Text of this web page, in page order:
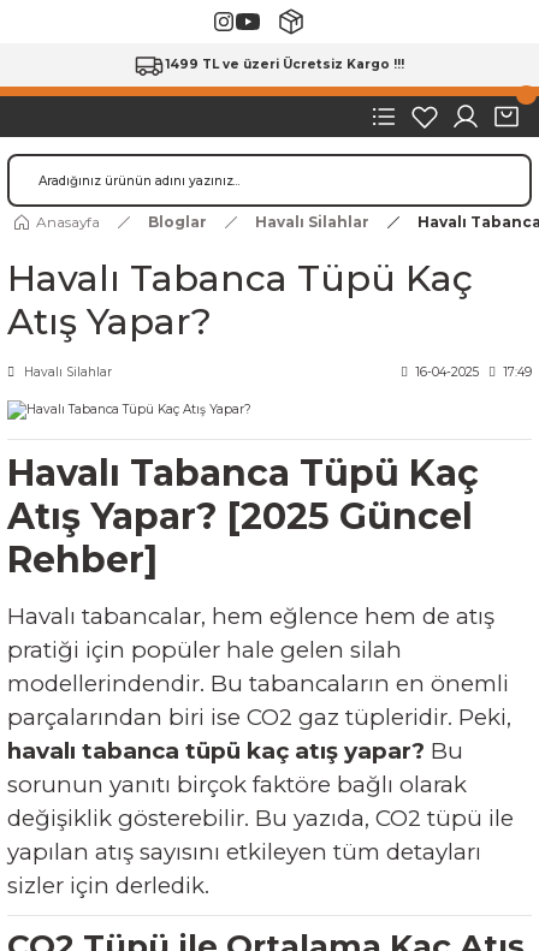
1499 TL ve üzeri Ücretsiz Kargo !!!
Anasayfa Bloglar Havalı Silahlar Havalı
Havalı Tabanca Tüpü Kaç
Atış Yapar?
Havalı Silahlar 16-04-2025 17:49
Havalı Tabanca Tüpü Kaç
Atış Yapar? [2025 Güncel
Rehber]
Havalı tabancalar, hem eğlence hem de atış
pratiği için popüler hale gelen silah
modellerindendir. Bu tabancaların en önemli
parçalarından biri ise CO2 gaz tüpleridir. Peki,
havalı tabanca tüpü kaç atış yapar? Bu
sorunun yanıtı birçok faktöre bağlı olarak
değişiklik gösterebilir. Bu yazıda, CO2 tüpü ile
yapılan atış sayısını etkileyen tüm detayları
sizler için derledik.